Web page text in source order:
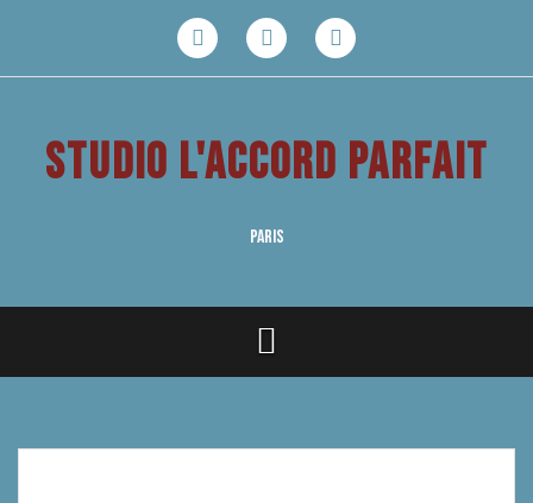
STUDIO L'ACCORD PARFAIT
PARIS